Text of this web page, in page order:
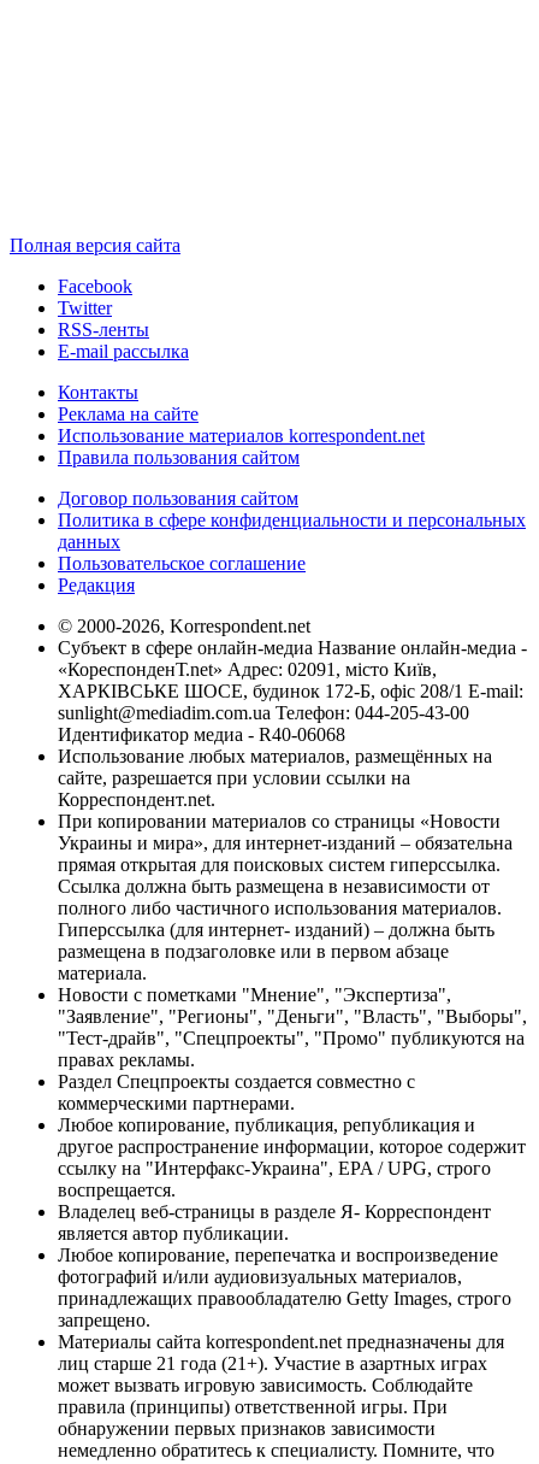
Полная версия сайта
Facebook
Twitter
RSS-ленты
E-mail рассылка
Контакты
Реклама на сайте
Использование материалов korrespondent.net
Правила пользования сайтом
Договор пользования сайтом
Политика в сфере конфиденциальности и персональных
данных
Пользовательское соглашение
Редакция
© 2000-2026, Korrespondent.net
Субъект в сфере онлайн-медиа Название онлайн-медиа -
«КореспонденТ.net» Адрес: 02091, місто Київ,
ХАРКІВСЬКЕ ШОСЕ, будинок 172-Б, офіс 208/1 E-mail:
sunlight@mediadim.com.ua Телефон: 044-205-43-00
Идентификатор медиа - R40-06068
Использование любых материалов, размещённых на
сайте, разрешается при условии ссылки на
Корреспондент.net.
При копировании материалов со страницы «Новости
Украины и мира», для интернет-изданий – обязательна
прямая открытая для поисковых систем гиперссылка.
Ссылка должна быть размещена в независимости от
полного либо частичного использования материалов.
Гиперссылка (для интернет- изданий) – должна быть
размещена в подзаголовке или в первом абзаце
материала.
Новости с пометками "Мнение", "Экспертиза",
"Заявление", "Регионы", "Деньги", "Власть", "Выборы",
"Тест-драйв", "Спецпроекты", "Промо" публикуются на
правах рекламы.
Раздел Спецпроекты создается совместно с
коммерческими партнерами.
Любое копирование, публикация, републикация и
другое распространение информации, которое содержит
ссылку на "Интерфакс-Украина", EPA / UPG, строго
воспрещается.
Владелец веб-страницы в разделе Я- Корреспондент
является автор публикации.
Любое копирование, перепечатка и воспроизведение
фотографий и/или аудиовизуальных материалов,
принадлежащих правообладателю Getty Images, строго
запрещено.
Материалы сайта korrespondent.net предназначены для
лиц старше 21 года (21+). Участие в азартных играх
может вызвать игровую зависимость. Соблюдайте
правила (принципы) ответственной игры. При
обнаружении первых признаков зависимости
немедленно обратитесь к специалисту. Помните, что